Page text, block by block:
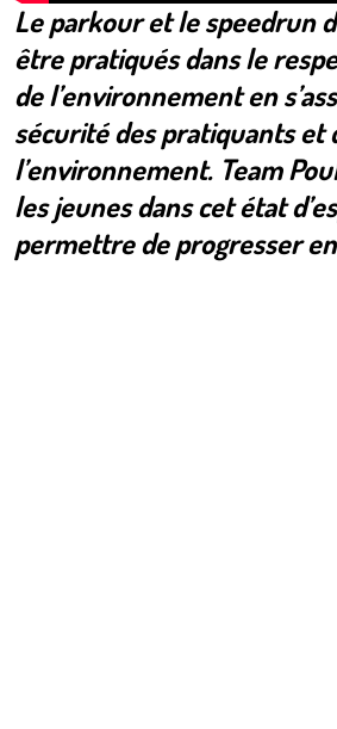
Le parkour et le speedrun
être pratiqués dans le
de l’environnement en
sécurité des pratiquants et
l’environnement. Team
les jeunes dans cet état
permettre de progresser